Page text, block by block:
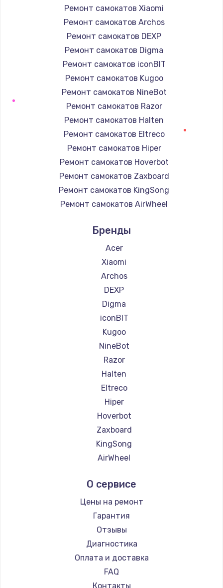
Ремонт самокатов Xiaomi
Ремонт самокатов Archos
Ремонт самокатов DEXP
Ремонт самокатов Digma
Ремонт самокатов iconBIT
Ремонт самокатов Kugoo
Ремонт самокатов NineBot
Ремонт самокатов Razor
Ремонт самокатов Halten
Ремонт самокатов Eltreco
Ремонт самокатов Hiper
Ремонт самокатов Hoverbot
Ремонт самокатов Zaxboard
Ремонт самокатов KingSong
Ремонт самокатов AirWheel
Ремонт самокатов Hunter
Ремонт самокатов Shorner
Ремонт самокатов Joyor
Ремонт самокатов Minimotors
Ремонт самокатов Bork
Ремонт самокатов Segway
Ремонт самокатов KIRIN
Бренды
Acer
Xiaomi
Archos
DEXP
Digma
iconBIT
Kugoo
NineBot
Razor
Halten
Eltreco
Hiper
Hoverbot
Zaxboard
KingSong
AirWheel
Hunter
Shorner
Joyor
Minimotors
Bork
Segway
KIRIN
О сервисе
Цены на ремонт
Гарантия
Отзывы
Диагностика
Оплата и доставка
FAQ
Контакты